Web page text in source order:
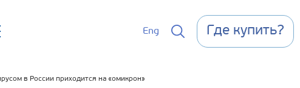
Eng Где купить?
в России приходится на «омикрон»